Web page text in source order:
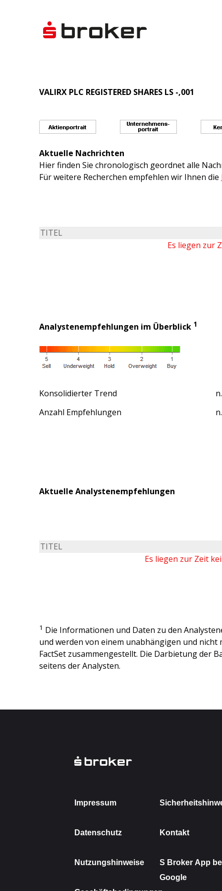
VALIRX PLC REGISTERED SHARES LS -,001
Aktuelle Nachrichten
Hier finden Sie chronologisch geordnet alle
Für weitere Recherchen empfehlen wir Ihnen die
TITEL
Es liegen zur
Analystenempfehlungen im Überblick 1
Konsolidierter Trend
Anzahl Empfehlungen
Aktuelle Analystenempfehlungen
TITEL
Es liegen zur Zeit
1 Die Informationen und Daten zu den
und werden von einem unabhängigen und nicht
FactSet zusammengestellt. Die Darbietung der
seitens der Analysten.